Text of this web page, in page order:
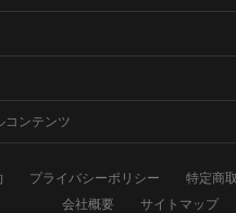
コンテンツ
プライバシーポリシー
特定商
会社概要
サイトマップ